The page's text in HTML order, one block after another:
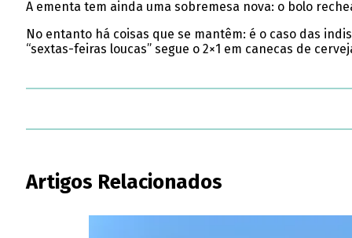
A ementa tem ainda uma sobremesa nova: o bolo
No entanto há coisas que se mantêm: é o caso das
“sextas-feiras loucas” segue o 2×1 em canecas de
Artigos Relacionados